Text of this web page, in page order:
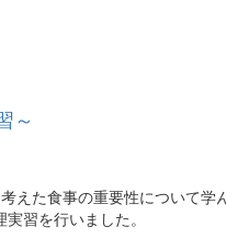
～
えた食事の重要性について学
習を行いました。